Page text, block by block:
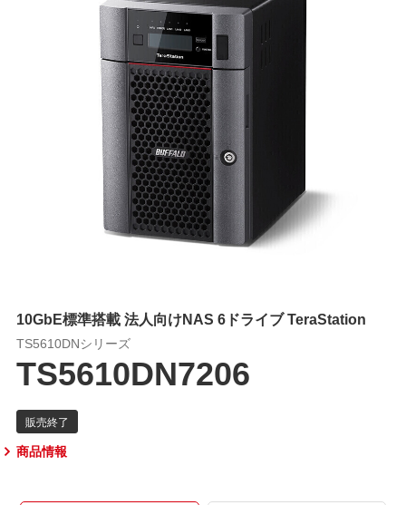
10GbE標準搭載 法人向けNAS 6ドライブ TeraStation
TS5610DNシリーズ
TS5610DN7206
商品情報